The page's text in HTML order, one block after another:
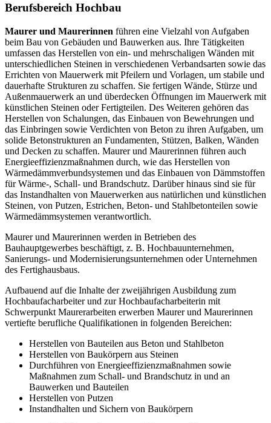
Berufsbereich Hochbau
Maurer und Maurerinnen führen eine Vielzahl von Aufgaben
beim Bau von Gebäuden und Bauwerken aus. Ihre Tätigkeiten
umfassen das Herstellen von ein- und mehrschaligen Wänden mit
unterschiedlichen Steinen in verschiedenen Verbandsarten sowie das
Errichten von Mauerwerk mit Pfeilern und Vorlagen, um stabile und
dauerhafte Strukturen zu schaffen. Sie fertigen Wände, Stürze und
Außenmauerwerk an und überdecken Öffnungen im Mauerwerk mit
künstlichen Steinen oder Fertigteilen. Des Weiteren gehören das
Herstellen von Schalungen, das Einbauen von Bewehrungen und
das Einbringen sowie Verdichten von Beton zu ihren Aufgaben, um
solide Betonstrukturen an Fundamenten, Stützen, Balken, Wänden
und Decken zu schaffen. Maurer und Maurerinnen führen auch
Energieeffizienzmaßnahmen durch, wie das Herstellen von
Wärmedämmverbundsystemen und das Einbauen von Dämmstoffen
für Wärme-, Schall- und Brandschutz. Darüber hinaus sind sie für
das Instandhalten von Mauerwerken aus natürlichen und künstlichen
Steinen, von Putzen, Estrichen, Beton- und Stahlbetonteilen sowie
Wärmedämmsystemen verantwortlich.
Maurer und Maurerinnen werden in Betrieben des
Bauhauptgewerbes beschäftigt, z. B. Hochbauunternehmen,
Sanierungs- und Modernisierungsunternehmen oder Unternehmen
des Fertighausbaus.
Aufbauend auf die Inhalte der zweijährigen Ausbildung zum
Hochbaufacharbeiter und zur Hochbaufacharbeiterin mit
Schwerpunkt Maurerarbeiten erwerben Maurer und Maurerinnen
vertiefte berufliche Qualifikationen in folgenden Bereichen:
Herstellen von Bauteilen aus Beton und Stahlbeton
Herstellen von Baukörpern aus Steinen
Durchführen von Energieeffizienzmaßnahmen sowie
Maßnahmen zum Schall- und Brandschutz in und an
Bauwerken und Bauteilen
Herstellen von Putzen
Instandhalten und Sichern von Baukörpern